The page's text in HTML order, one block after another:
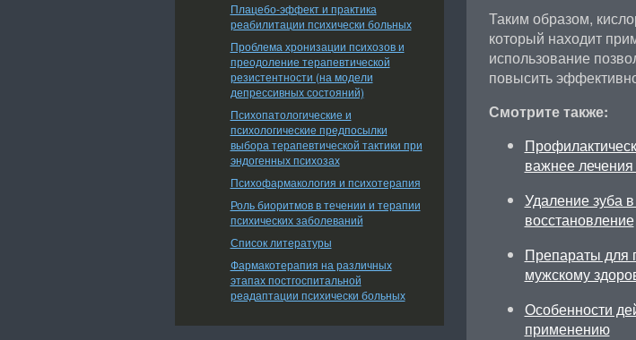
Таким образом,
который находит
использование
повысить
Смотрите также:
важнее
Удаление зуба
восстановление
Препараты для
мужскому
Особенности
применению
Плацебо-эффект и практика
реабилитации психически больных
Проблема хронизации психозов и
преодоление терапевтической
резистентности (на модели
депрессивных состояний)
Психопатологические и
психологические предпосылки
выбора терапевтической тактики при
эндогенных психозах
Психофармакология и психотерапия
Роль биоритмов в течении и терапии
психических заболеваний
Список литературы
Фармакотерапия на различных
этапах постгоспитальной
реадаптации психически больных